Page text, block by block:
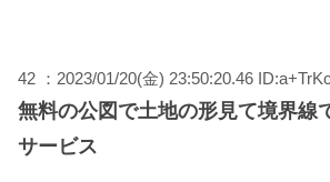
42 ：2023/01/20(金) 23:50:20.46
無料の公図で土地の形見て境界線
サービス